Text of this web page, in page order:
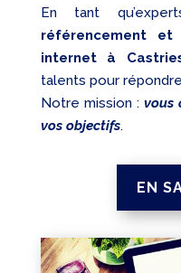
En tant
référencement
internet à
talents pour
Notre mission :vous
vos objectifs.
EN